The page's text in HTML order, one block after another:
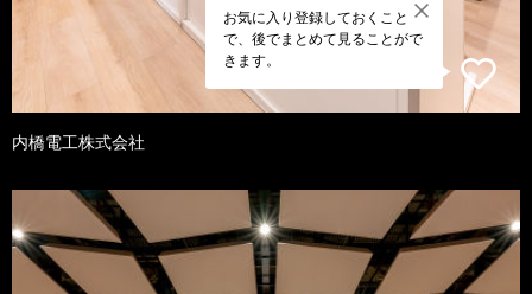
お気に入り登録しておくこと
で、後でまとめて見ることがで
きます。
内橋電工株式会社